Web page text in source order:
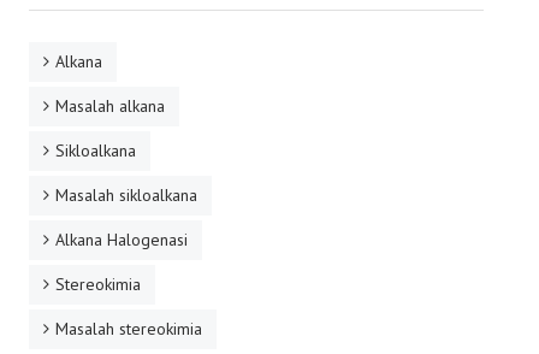
Alkana
Masalah alkana
Sikloalkana
Masalah sikloalkana
Alkana Halogenasi
Stereokimia
Masalah stereokimia